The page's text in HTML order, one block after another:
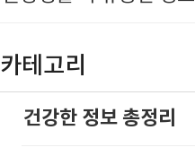
카테고리
건강한 정보 총정리